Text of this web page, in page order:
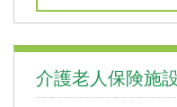
介護老人保険施